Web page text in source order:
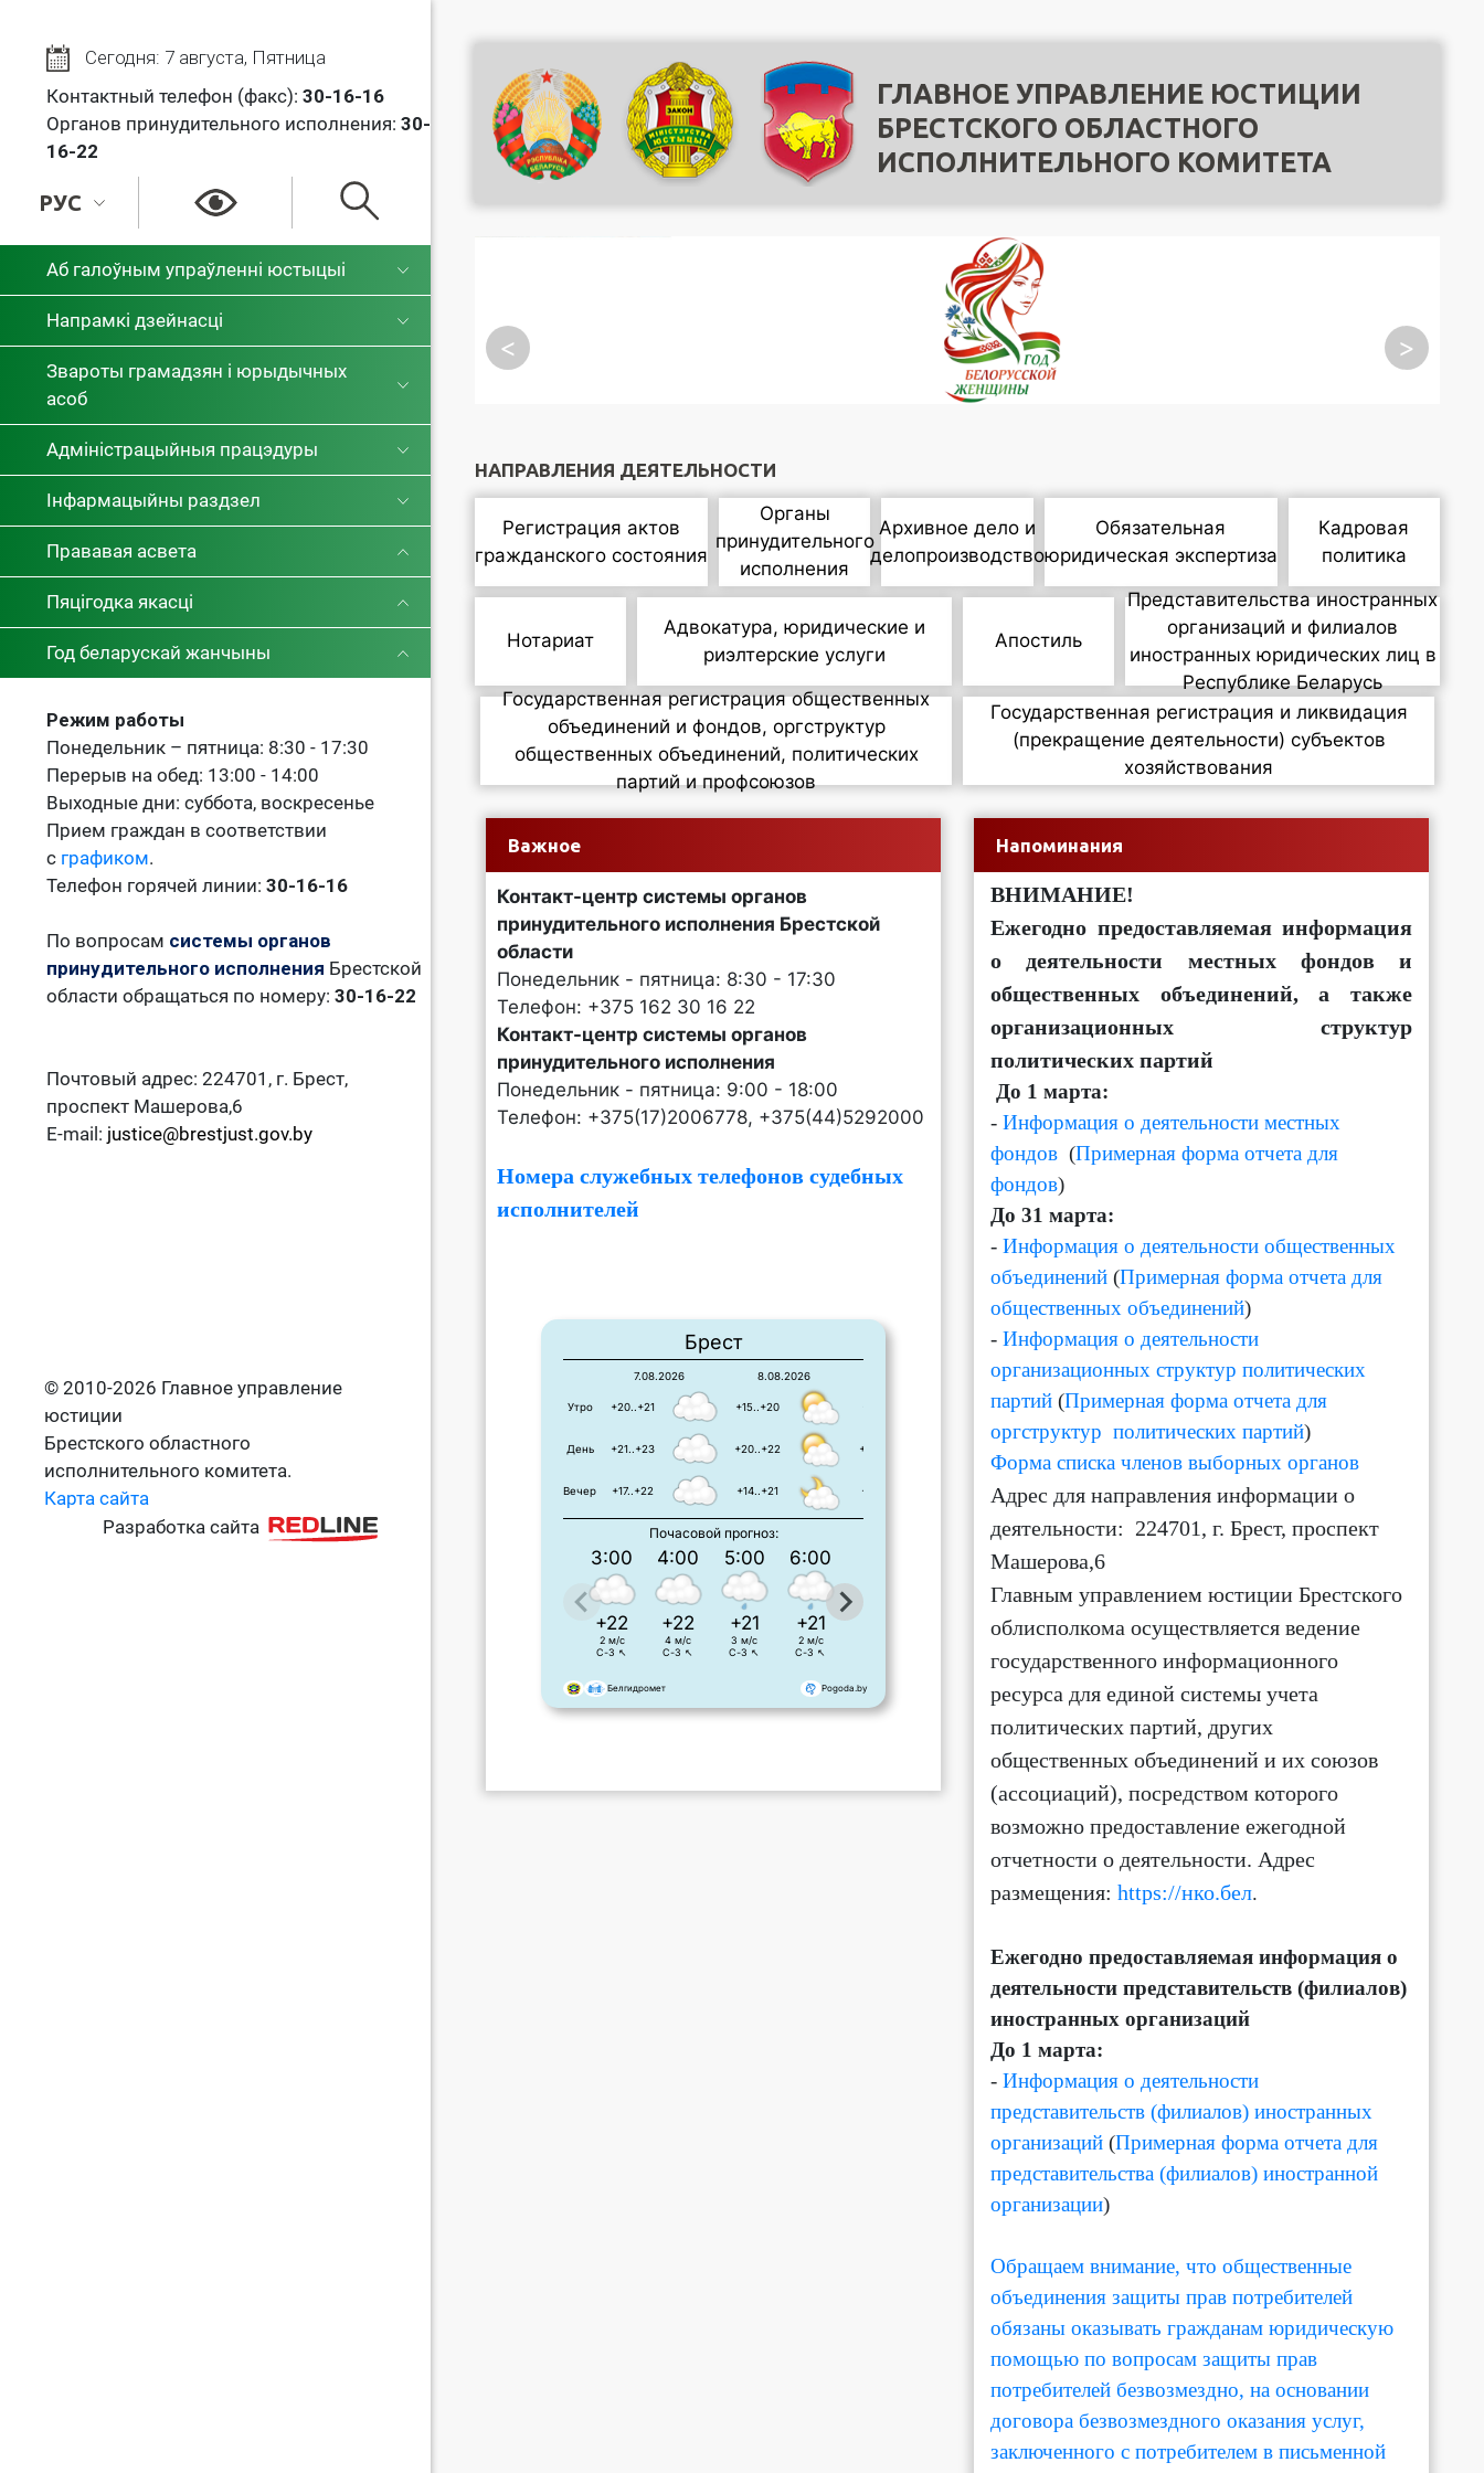
Сегодня: 7 августа, Пятница
Контактный телефон (факс): 30-16-16
Органов принудительного исполнения: 30-
16-22
РУС
Аб галоўным упраўленні юстыцыі
Напрамкі дзейнасці
Звароты грамадзян і юрыдычных
асоб
Адміністрацыйныя працэдуры
Інфармацыйны раздзел
Прававая асвета
Пяцігодка якасці
Год беларускай жанчыны
Режим работы
Понедельник – пятница: 8:30 - 17:30
Перерыв на обед: 13:00 - 14:00
Выходные дни: суббота, воскресенье
Прием граждан в соответствии
с графиком.
Телефон горячей линии: 30-16-16
По вопросам системы органов
принудительного исполнения Брестской
области обращаться по номеру: 30-16-22
Почтовый адрес: 224701, г. Брест,
проспект Машерова,6
E-mail: justice@brestjust.gov.by
© 2010-2026 Главное управление
юстиции
Брестского областного
исполнительного комитета.
Карта сайта
Разработка сайта
ГЛАВНОЕ УПРАВЛЕНИЕ ЮСТИЦИИ
БРЕСТСКОГО ОБЛАСТНОГО
ИСПОЛНИТЕЛЬНОГО КОМИТЕТА
< >
НАПРАВЛЕНИЯ ДЕЯТЕЛЬНОСТИ
Регистрация актов
гражданского состояния
Органы
принудительного
исполнения
Архивное дело и
делопроизводство
Обязательная
юридическая экспертиза
Кадровая
политика
Нотариат
Адвокатура, юридические и
риэлтерские услуги
Апостиль
Представительства иностранных
организаций и филиалов
иностранных юридических лиц в
Республике Беларусь
Государственная регистрация общественных
объединений и фондов, оргструктур
общественных объединений, политических
партий и профсоюзов
Государственная регистрация и ликвидация
(прекращение деятельности) субъектов
хозяйствования
Важное
Контакт-центр системы органов
принудительного исполнения Брестской
области
Понедельник - пятница: 8:30 - 17:30
Телефон: +375 162 30 16 22
Контакт-центр системы органов
принудительного исполнения
Понедельник - пятница: 9:00 - 18:00
Телефон: +375(17)2006778, +375(44)5292000
Номера служебных телефонов судебных
исполнителей
Брест
7.08.2026
+20..+21
+21..+23
+17..+22
8.08.2026
+15..+20
+20..+22
+14..+21
+23..+23
+15..+19
Вечер
День
Утро
Почасовой прогноз:
3:00
+22
2 м/с
С-З ↖
4:00
+22
4 м/с
С-З ↖
5:00
+21
3 м/с
С-З ↖
6:00
+21
2 м/с
С-З ↖
9:00
+21
10:00
+21 +21
3 м/с
+20 +21 +22
Pogoda.by
Белгидромет
Напоминания
ВНИМАНИЕ!
Ежегодно предоставляемая информация
о деятельности местных фондов и
общественных объединений, а также
организационных структур
политических партий
До 1 марта:
- Информация о деятельности местных
фондов (Примерная форма отчета для
фондов)
До 31 марта:
- Информация о деятельности общественных
объединений (Примерная форма отчета для
общественных объединений)
- Информация о деятельности
организационных структур политических
партий (Примерная форма отчета для
оргструктур политических партий)
Форма списка членов выборных органов
Адрес для направления информации о
деятельности: 224701, г. Брест, проспект
Машерова,6
Главным управлением юстиции Брестского
облисполкома осуществляется ведение
государственного информационного
ресурса для единой системы учета
политических партий, других
общественных объединений и их союзов
(ассоциаций), посредством которого
возможно предоставление ежегодной
отчетности о деятельности. Адрес
размещения: https://нко.бел.
Ежегодно предоставляемая информация о
деятельности представительств (филиалов)
иностранных организаций
До 1 марта:
- Информация о деятельности
представительств (филиалов) иностранных
организаций (Примерная форма отчета для
представительства (филиалов) иностранной
организации)
Обращаем внимание, что общественные
объединения защиты прав потребителей
обязаны оказывать гражданам юридическую
помощью по вопросам защиты прав
потребителей безвозмездно, на основании
договора безвозмездного оказания услуг,
заключенного с потребителем в письменной